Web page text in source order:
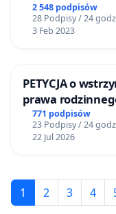
2 548 podpisów
28 Podpisy / 24
3 Feb 2023
PETYCJA o
771 podpisów
23 Podpisy / 24
22 Jul 2026
1 2 3 4